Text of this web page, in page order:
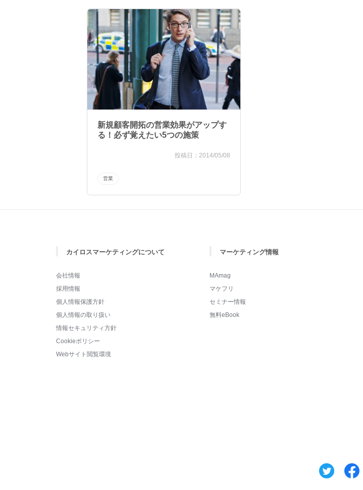
新規顧客開拓の営業効果がアップす
る！必ず覚えたい5つの施策
2014/05/08
営業
カイロスマーケティングについて
会社情報
採用情報
個人情報保護方針
個人情報の取り扱い
情報セキュリティ方針
Cookieポリシー
Webサイト閲覧環境
マーケティング情報
MAmag
マケフリ
セミナー情報
無料eBook